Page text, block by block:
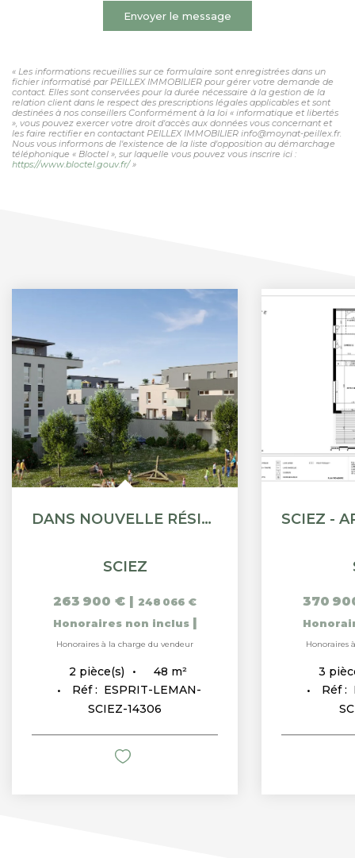
Envoyer le message
« Les informations recueillies sur ce formulaire sont enregistrées dans un
fichier informatisé par PEILLEX IMMOBILIER pour gérer votre demande de
contact. Elles sont conservées pour la durée nécessaire à la gestion de la
relation client dans le respect des prescriptions légales applicables et sont
destinées à nos conseillers Conformément à la loi « informatique et libertés
», vous pouvez exercer votre droit d'accès aux données vous concernant et
les faire rectifier en contactant PEILLEX IMMOBILIER info@moynat-peillex.fr.
Nous vous informons de l'existence de la liste d'opposition au démarchage
téléphonique « Bloctel », sur laquelle vous pouvez vous inscrire ici :
https://www.bloctel.gouv.fr/»
DANS NOUVELLE RÉSIDENCE SCIEZ
SCIEZ
263 900 € | 248 066 €
Honoraires non inclus |
Honoraires à la charge du vendeur
2 pièce(s) 48 m²
Réf : ESPRIT-LEMAN-
SCIEZ-14306
370
Honoraires
3
Réf :